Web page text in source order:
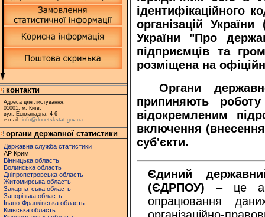
контакти
Адреса для листування:
01001, м. Київ,
вул. Еспланадна, 4-6
e-mail: info@donetskstat.gov.ua
органи державної статистики
Державна служба статистики
АР Крим
Вінницька область
Волинська область
Дніпропетровська область
Житомирська область
Закарпатська область
Запорізька область
Івано-Франківська область
Київська область
ідентифікаційного
організацій
України "Про
підприємців та
розміщена на
Органи
припиняють
відокремленим
включення
суб'єкти.
Єдиний
(ЄДРПОУ) – це
опрацювання